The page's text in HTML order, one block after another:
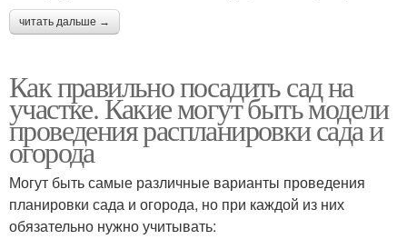
читать дальше →
Как правильно посадить сад на
участке. Какие могут быть модели
проведения распланировки сада и
огорода
Могут быть самые различные варианты проведения
планировки сада и огорода, но при каждой из них
обязательно нужно учитывать: